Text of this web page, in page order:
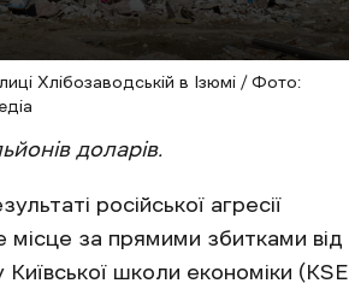
Хлібозаводській в Ізюмі / Фото:
доларів.
російської агресії
за прямими збитками від
Київської школи економіки (KSE